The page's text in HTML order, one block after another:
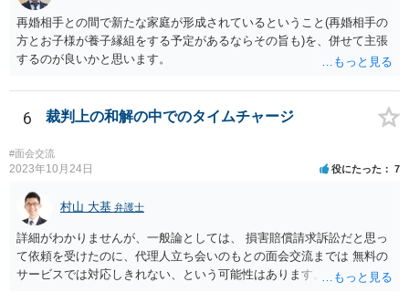
た収入を有し、かつ、親族等の手厚い援助が得られ、お父様の影響を
排除できることを示さないかぎりはなかなか認められないように思わ
れます。 児童相談所の担当者は、中には問題のあるかたもいるかもし
れませんが、基本的には子どもの立場に立って動こうとされているか
ネガティブな評価を付けられるので、家庭復帰の可能性をどんどん狭
再婚相手との間で新たな家庭が形成されているということ(再婚相手の
方とお子様が養子縁組をする予定があるならその旨も)を、併せて主張
するのが良いかと思います。
6 裁判上の和解の中でのタイムチャージ
#面会交流
2023年10月24日 役にたった 7
村山 大基 弁護士
詳細がわかりませんが、一般論としては、 損害賠償請求訴訟だと思っ
て依頼を受けたのに、代理人立ち会いのもとの面会交流までは 無料の
サービスでは対応しきれない、という可能性はあります。 また、原案